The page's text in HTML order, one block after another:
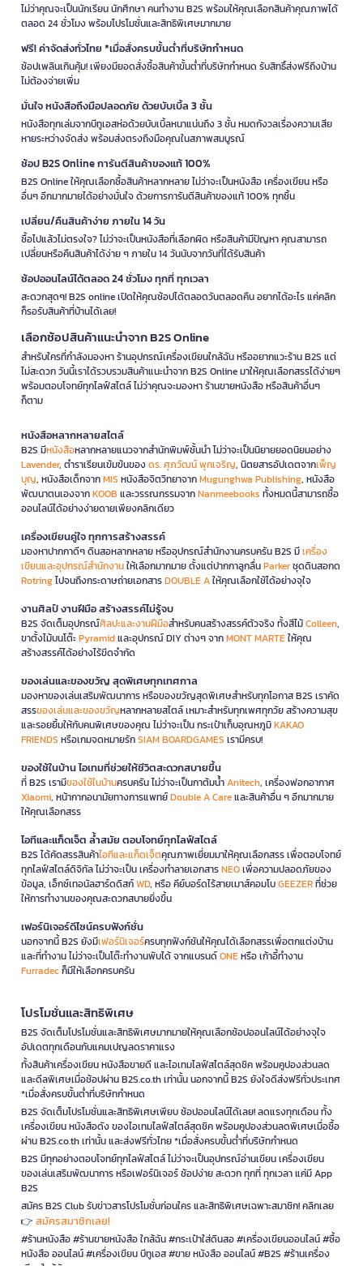
ไม่ว่าคุณจะเป็นนักเรียน นักศึกษา คนทำงาน B2S พร้อมให้คุณเลือกสินค้าคุณภาพได้
ตลอด 24 ชั่วโมง พร้อมโปรโมชั่นและสิทธิพิเศษมากมาย
ฟรี! ค่าจัดส่งทั่วไทย *เมื่อสั่งครบขั้นต่ำที่บริษัทกำหนด
ช้อปเพลินเกินคุ้ม! เพียงมียอดสั่งซื้อสินค้าขั้นต่ำที่บริษัทกำหนด รับสิทธิ์ส่งฟรีถึงบ้าน
ไม่ต้องจ่ายเพิ่ม
มั่นใจ หนังสือถึงมือปลอดภัย ด้วยบับเบิ้ล 3 ชั้น
หนังสือทุกเล่มจากบีทูเอสห่อด้วยบับเบิ้ลหนาแน่นถึง 3 ชั้น หมดกังวลเรื่องความเสีย
หายระหว่างจัดส่ง พร้อมส่งตรงถึงมือคุณในสภาพสมบูรณ์
ช้อป B2S Online การันตีสินค้าของแท้ 100%
B2S Online ให้คุณเลือกซื้อสินค้าหลากหลาย ไม่ว่าจะเป็นหนังสือ เครื่องเขียน หรือ
อื่นๆ อีกมากมายได้อย่างมั่นใจ ด้วยการการันตีสินค้าของแท้ 100% ทุกชิ้น
เปลี่ยน/คืนสินค้าง่าย ภายใน 14 วัน
ซื้อไปแล้วไม่ตรงใจ? ไม่ว่าจะเป็นหนังสือที่เลือกผิด หรือสินค้ามีปัญหา คุณสามารถ
เปลี่ยนหรือคืนสินค้าได้ง่าย ๆ ภายใน 14 วันนับจากวันที่ได้รับสินค้า
ช้อปออนไลน์ได้ตลอด 24 ชั่วโมง ทุกที่ ทุกเวลา
สะดวกสุดๆ! B2S online เปิดให้คุณช้อปได้ตลอดวันตลอดคืน อยากได้อะไร แค่คลิก
ก็รอรับสินค้าที่บ้านได้เลย!
เลือกช้อปสินค้าแนะนำจาก B2S Online
สำหรับใครที่กำลังมองหา ร้านอุปกรณ์เครื่องเขียนใกล้ฉัน หรืออยากแวะร้าน B2S แต่
ไม่สะดวก วันนี้เราได้รวบรวมสินค้าแนะนำจาก B2S Online มาให้คุณเลือกสรรได้ง่ายๆ
พร้อมตอบโจทย์ทุกไลฟ์สไตล์ ไม่ว่าคุณจะมองหา ร้านขายหนังสือ หรือสินค้าอื่นๆ
ก็ตาม
หนังสือหลากหลายสไตล์
B2S มีหนังสือหลากหลายแนวจากสำนักพิมพ์ชั้นนำ ไม่ว่าจะเป็นนิยายยอดนิยมอย่าง
Lavender, ตำราเรียนเข้มข้นของดร. ศุภวัฒน์ พุกเจริญ, นิตยสารอัปเดตจากเพ็ญ
บุญ, หนังสือเด็กจากMIS หนังสือจิตวิทยาจากMugunghwa Publishing, หนังสือ
พัฒนาตนเองจากKOOB และวรรณกรรมจากNanmeebooks ทั้งหมดนี้สามารถซื้อ
ออนไลน์ได้อย่างง่ายดายเพียงคลิกเดียว
เครื่องเขียนคู่ใจ ทุกการสร้างสรรค์
มองหาปากกาดีๆ ดินสอหลากหลาย หรืออุปกรณ์สำนักงานครบครัน B2S มีเครื่อง
เขียนและอุปกรณ์สำนักงานให้เลือกมากมาย ตั้งแต่ปากกาลูกลื่นParkerชุดดินสอกด
Rotringไปจนถึงกระดาษถ่ายเอกสารDOUBLE Aให้คุณเลือกใช้ได้อย่างจุใจ
งานศิลป์ งานฝีมือ สร้างสรรค์ไม่รู้จบ
B2S จัดเต็มอุปกรณ์ศิลปะและงานฝีมือสำหรับคนสร้างสรรค์ตัวจริง ทั้งสีไม้Colleen,
ขาตั้งไม้บนโต๊ะPyramidและอุปกรณ์ DIY ต่างๆ จากMONT MARTEให้คุณ
สร้างสรรค์ได้อย่างไร้ขีดจำกัด
ของเล่นและของขวัญ สุดพิเศษทุกเทศกาล
มองหาของเล่นเสริมพัฒนาการ หรือของขวัญสุดพิเศษสำหรับทุกโอกาส B2S เราคัด
สรรของเล่นและของขวัญหลากหลายสไตล์ เหมาะสำหรับทุกเพศทุกวัย สร้างความสุข
และรอยยิ้มให้กับคนพิเศษของคุณ ไม่ว่าจะเป็น กระเป๋าเก็บอุณหภูมิKAKAO
FRIENDS หรือเกมจดหมายรักSIAM BOARDGAMES เรามีครบ!
ของใช้ในบ้าน ไอเทมที่ช่วยให้ชีวิตสะดวกสบายขึ้น
ที่ B2S เรามีของใช้ในบ้านครบครัน ไม่ว่าจะเป็นกาต้มน้ำAnitech, เครื่องฟอกอากาศ
Xiaomi, หน้ากากอนามัยทางการแพทย์Double A Careและสินค้าอื่น ๆ อีกมากมาย
ให้คุณเลือกสรร
ไอทีและแก็ดเจ็ต ล้ำสมัย ตอบโจทย์ทุกไลฟ์สไตล์
B2S ได้คัดสรรสินค้าไอทีและแก็ดเจ็ตคุณภาพเยี่ยมมาให้คุณเลือกสรร เพื่อตอบโจทย์
ทุกไลฟ์สไตล์ดิจิทัล ไม่ว่าจะเป็น เครื่องทำลายเอกสารNEOเพื่อความปลอดภัยของ
ข้อมูล, เอ็กซ์เทอนัลฮาร์ดดิสก์WD, หรือ คีย์บอร์ดไร้สายเมาส์คอมโบGEEZERที่ช่วย
ให้การทำงานของคุณสะดวกสบายยิ่งขึ้น
เฟอร์นิเจอร์ดีไซน์ครบฟังก์ชั่น
นอกจากนี้ B2S ยังมีเฟอร์นิเจอร์ครบทุกฟังก์ชันให้คุณได้เลือกสรรเพื่อตกแต่งบ้าน
และที่ทำงาน ไม่ว่าจะเป็นโต๊ะทำงานพับได้ จากแบรนด์ONEหรือ เก้าอี้ทำงาน
Furradecก็มีให้เลือกครบครัน
โปรโมชั่นและสิทธิพิเศษ
B2S จัดเต็มโปรโมชั่นและสิทธิพิเศษมากมายให้คุณเลือกช้อปออนไลน์ได้อย่างจุใจ
อัปเดตทุกเดือนกับแคมเปญลดราคาแรง
ทั้งสินค้าเครื่องเขียน หนังสือขายดี และไอเทมไลฟ์สไตล์สุดชิค พร้อมคูปองส่วนลด
และดีลพิเศษเมื่อช้อปผ่าน B2S.co.th เท่านั้น นอกจากนี้ B2S ยังใจดีส่งฟรีทั่วประเทศ
*เมื่อสั่งครบขั้นต่ำที่บริษัทกำหนด
B2S จัดเต็มโปรโมชั่นและสิทธิพิเศษเพียบ ช้อปออนไลน์ได้เลย! ลดแรงทุกเดือน ทั้ง
เครื่องเขียน หนังสือดัง ของไอเทมไลฟ์สไตล์สุดชิค พร้อมคูปองส่วนลดพิเศษเมื่อซื้อ
ผ่าน B2S.co.th เท่านั้น และส่งฟรีทั่วไทย *เมื่อสั่งครบขั้นต่ำที่บริษัทกำหนด
B2S มีทุกอย่างตอบโจทย์ทุกไลฟ์สไตล์ ไม่ว่าจะเป็นอุปกรณ์อ่านเขียน เครื่องเขียน
ของเล่นเสริมพัฒนาการ หรือเฟอร์นิเจอร์ ช้อปง่าย สะดวก ทุกที่ ทุกเวลา แค่มี App
B2S
สมัคร B2S Club รับข่าวสารโปรโมชั่นก่อนใคร และสิทธิพิเศษเฉพาะสมาชิก! คลิกเลย
👉 สมัครสมาชิกเลย!
#ร้านหนังสือ #ร้านขายหนังสือ ใกล้ฉัน #กระเป๋าใส่ดินสอ #เครื่องเขียนออนไลน์ #ซื้อ
หนังสือ ออนไลน์ #เครื่องเขียน บีทูเอส #ขาย หนังสือ ออนไลน์ #B2S #ร้านเครื่อง